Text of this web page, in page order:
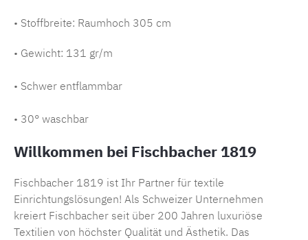
• Stoffbreite: Raumhoch 305 cm
• Gewicht: 131 gr/m
• Schwer entflammbar
• 30° waschbar
Willkommen bei Fischbacher 1819
Fischbacher 1819 ist Ihr Partner für textile
Einrichtungslösungen! Als Schweizer Unternehmen
kreiert Fischbacher seit über 200 Jahren luxuriöse
Textilien von höchster Qualität und Ästhetik. Das